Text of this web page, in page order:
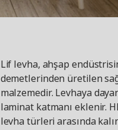
olmalısınız."
topladığımız için, yeni
yelpazemizin geri
geliştirip test
doğru bağlamda
eşyalar, lavabolar ve
çalışmasını
Lif levha, ahşap
demetlerinden üretilen
malzemedir. Levhaya
laminat katmanı eklenir.
levha türleri arasında